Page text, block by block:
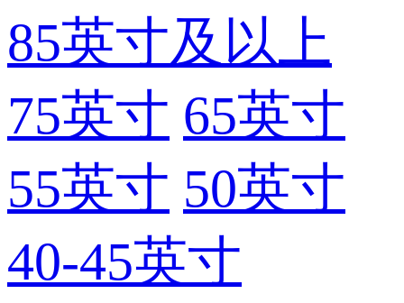
85英寸及以上
75英寸 65英寸
55英寸 50英寸
40-45英寸